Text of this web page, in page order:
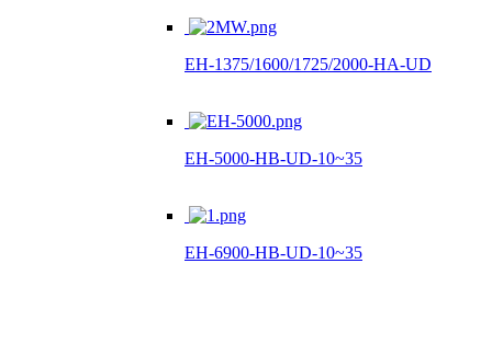
EH-1375/1600/1725/2000-HA-UD
EH-5000-HB-UD-10~35
EH-6900-HB-UD-10~35